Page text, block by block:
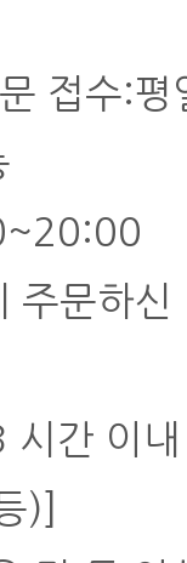
접수:
주문하
시간 이
)]